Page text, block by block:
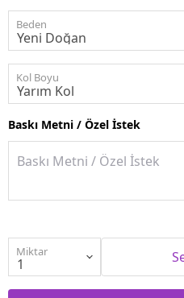
Beden
Kol Boyu
Baskı Metni / Özel İstek
Miktar